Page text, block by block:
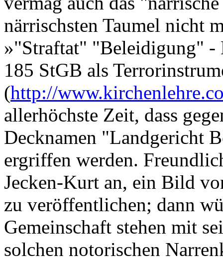
närrischsten Taumel nicht
»"Straftat" "Beleidigung" -
185 StGB als
(http://
allerhöchste Zeit, dass
Decknamen "Landgericht
ergriffen werden.
Jecken-Kurt an, ein Bild
zu veröffentlichen; dann
Gemeinschaft stehen mit
solchen notorischen